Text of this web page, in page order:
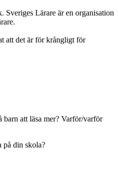
Sveriges Lärare är en organisation
att det är för krångligt för
att läsa mer? Varför/varför
din skola?